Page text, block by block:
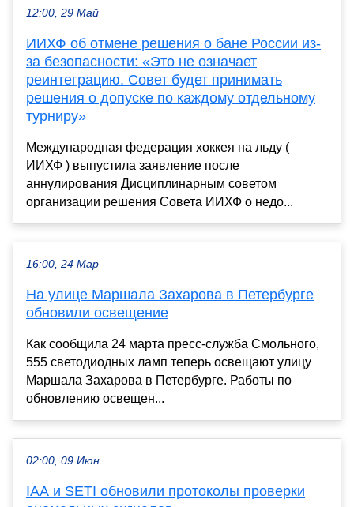
12:00, 29 Май
ИИХФ об отмене решения о бане России из-
за безопасности: «Это не означает
реинтеграцию. Совет будет принимать
решения о допуске по каждому отдельному
турниру»
Международная федерация хоккея на льду (
ИИХФ ) выпустила заявление после
аннулирования Дисциплинарным советом
организации решения Совета ИИХФ о недо...
16:00, 24 Мар
На улице Маршала Захарова в Петербурге
обновили освещение
Как сообщила 24 марта пресс-служба Смольного,
555 светодиодных ламп теперь освещают улицу
Маршала Захарова в Петербурге. Работы по
обновлению освещен...
02:00, 09 Июн
IAA и SETI обновили протоколы проверки